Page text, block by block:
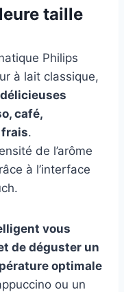
taille
Philips
à lait classique,
café,
frais.
de l’arôme
à l’interface
vous
de déguster un
optimale
ou un